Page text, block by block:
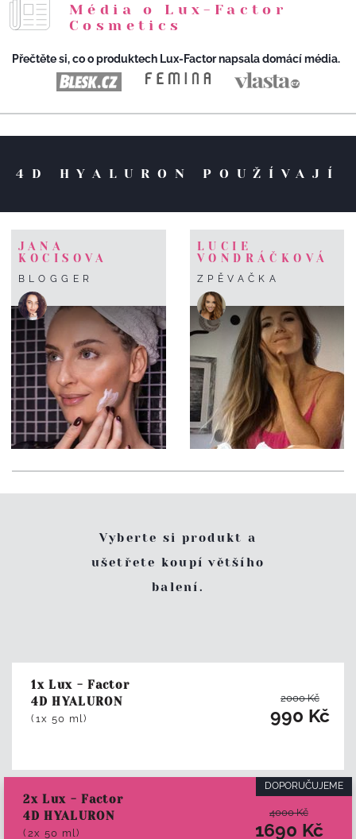
Média o Lux-Factor
Cosmetics
Přečtěte si, co o produktech Lux-Factor napsala domácí média.
4D HYALURON POUŽÍVAJÍ
JANA
KOCISOVA
BLOGGER
LUCIE
VONDRÁČKOVÁ
ZPĚVAČKA
Vyberte si produkt a
ušetřete koupí většího
balení.
1x Lux - Factor
4D HYALURON
(1x 50 ml)
2000 Kč
990 Kč
DOPORUČUJEME
2x Lux - Factor
4D HYALURON
(2x 50 ml)
4000 Kč
1690 Kč